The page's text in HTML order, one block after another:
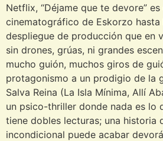
Netflix, “Déjame que te devore”
cinematográfico de Eskorzo hasta
despliegue de producción que en
sin drones, grúas, ni grandes
mucho guión, muchos giros de
protagonismo a un prodigio de la
Salva Reina (La Isla Mínima, Allí
un psico-thriller donde nada es lo
tiene dobles lecturas; una historia
incondicional puede acabar